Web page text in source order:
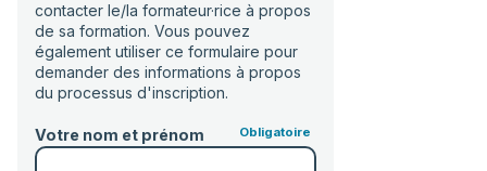
contacter le/la formateur·rice à propos
de sa formation. Vous pouvez
également utiliser ce formulaire pour
demander des informations à propos
du processus d'inscription.
Votre nom et prénom